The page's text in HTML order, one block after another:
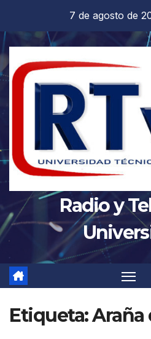
contenido
7 de agosto de
Radio y
Etiqueta:Araña